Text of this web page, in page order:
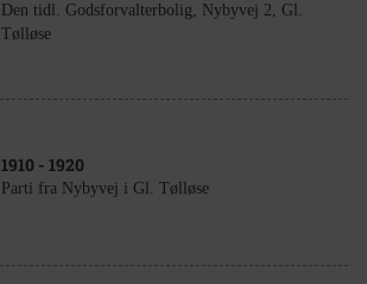
Den tidl. Godsforvalterbolig, Nybyvej 2, Gl.
Tølløse
1910 - 1920
Parti fra Nybyvej i Gl. Tølløse